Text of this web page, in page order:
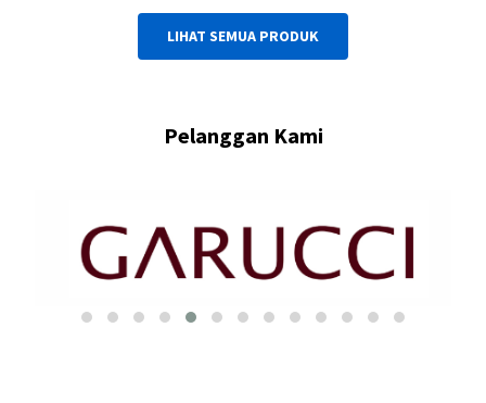
LIHAT SEMUA PRODUK
Pelanggan Kami